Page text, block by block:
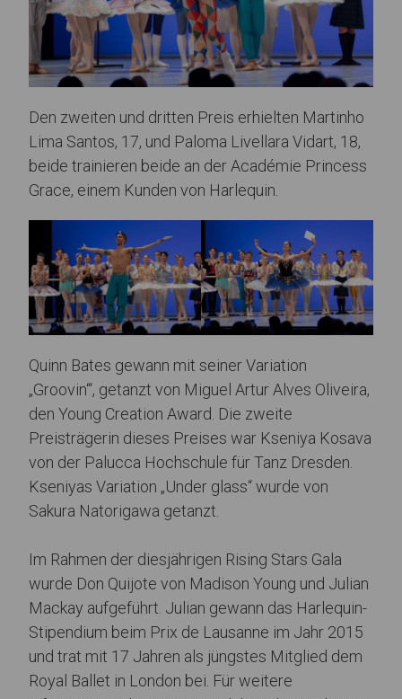
Den zweiten und dritten Preis erhielten Martinho
Lima Santos, 17, und Paloma Livellara Vidart, 18,
beide trainieren beide an der Académie Princess
Grace, einem Kunden von Harlequin.
Quinn Bates gewann mit seiner Variation
„Groovin‘“, getanzt von Miguel Artur Alves Oliveira,
den Young Creation Award. Die zweite
Preisträgerin dieses Preises war Kseniya Kosava
von der Palucca Hochschule für Tanz Dresden.
Kseniyas Variation „Under glass“ wurde von
Sakura Natorigawa getanzt.
Im Rahmen der diesjährigen Rising Stars Gala
wurde Don Quijote von Madison Young und Julian
Mackay aufgeführt. Julian gewann das Harlequin-
Stipendium beim Prix de Lausanne im Jahr 2015
und trat mit 17 Jahren als jüngstes Mitglied dem
Royal Ballet in London bei. Für weitere